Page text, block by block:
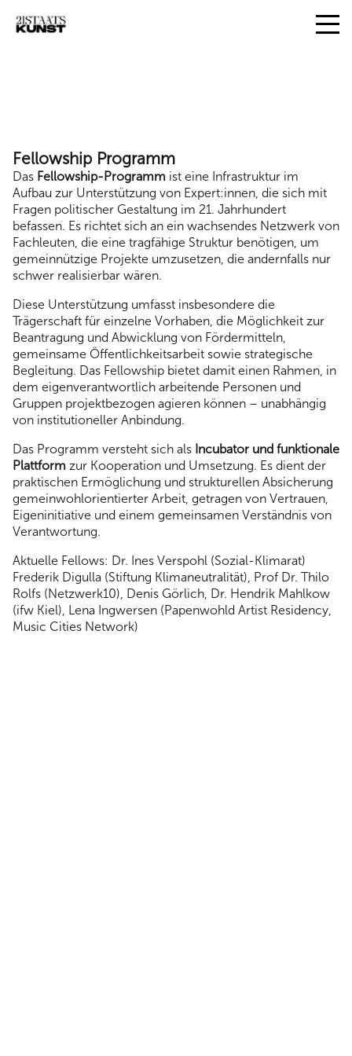
Fellowship Programm
Das Fellowship-Programm ist eine Infrastruktur im
Aufbau zur Unterstützung von Expert:innen, die sich mit
Fragen politischer Gestaltung im 21. Jahrhundert
befassen. Es richtet sich an ein wachsendes Netzwerk von
Fachleuten, die eine tragfähige Struktur benötigen, um
gemeinnützige Projekte umzusetzen, die andernfalls nur
schwer realisierbar wären.
Diese Unterstützung umfasst insbesondere die
Trägerschaft für einzelne Vorhaben, die Möglichkeit zur
Beantragung und Abwicklung von Fördermitteln,
gemeinsame Öffentlichkeitsarbeit sowie strategische
Begleitung. Das Fellowship bietet damit einen Rahmen, in
dem eigenverantwortlich arbeitende Personen und
Gruppen projektbezogen agieren können – unabhängig
von institutioneller Anbindung.
Das Programm versteht sich als Incubator und funktionale
Plattform zur Kooperation und Umsetzung. Es dient der
praktischen Ermöglichung und strukturellen Absicherung
gemeinwohlorientierter Arbeit, getragen von Vertrauen,
Eigeninitiative und einem gemeinsamen Verständnis von
Verantwortung.
Aktuelle Fellows: Dr. Ines Verspohl (Sozial-Klimarat)
Frederik Digulla (Stiftung Klimaneutralität), Prof Dr. Thilo
Rolfs (Netzwerk10), Denis Görlich, Dr. Hendrik Mahlkow
(ifw Kiel), Lena Ingwersen (Papenwohld Artist Residency,
Music Cities Network)